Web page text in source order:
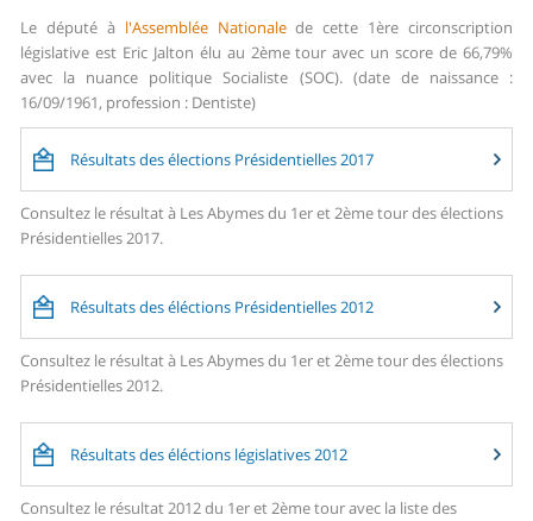
Le député à l'Assemblée Nationalede cette 1ère circonscription
législative est Eric Jalton élu au 2ème tour avec un score de 66,79%
avec la nuance politique Socialiste (SOC). (date de naissance :
16/09/1961, profession : Dentiste)
Résultats des élections Présidentielles 2017
Consultez le résultat à Les Abymes du 1er et 2ème tour des élections
Présidentielles 2017.
Résultats des éléctions Présidentielles 2012
Consultez le résultat à Les Abymes du 1er et 2ème tour des élections
Présidentielles 2012.
Résultats des éléctions législatives 2012
Consultez le résultat 2012 du 1er et 2ème tour avec la liste des